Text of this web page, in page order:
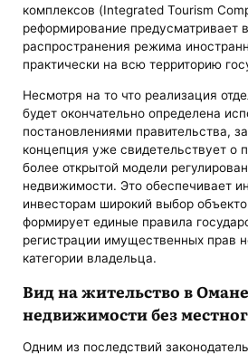
комплексов (Integrated Tourism
реформирование предусматривает
распространения режима
практически на всю территорию
Несмотря на то что реализация
будет окончательно определена
постановлениями правительства,
концепция уже свидетельствует о
более открытой модели
недвижимости. Это обеспечивает
инвесторам широкий выбор
формирует единые правила
регистрации имущественных прав
категории владельца.
Вид на жительство в
недвижимости без
Одним из последствий